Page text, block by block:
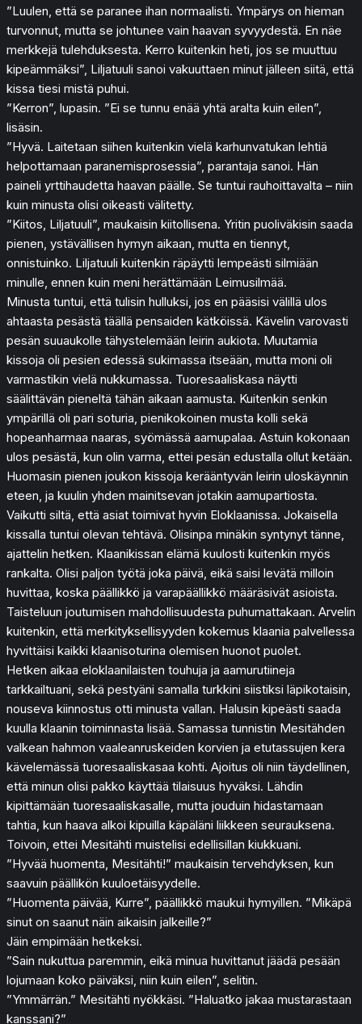
”Luulen, että se paranee ihan normaalisti. Ympärys on hieman
turvonnut, mutta se johtunee vain haavan syvyydestä. En näe
merkkejä tulehduksesta. Kerro kuitenkin heti, jos se muuttuu
kipeämmäksi”, Liljatuuli sanoi vakuuttaen minut jälleen siitä, että
kissa tiesi mistä puhui.
”Kerron”, lupasin. ”Ei se tunnu enää yhtä aralta kuin eilen”,
lisäsin.
”Hyvä. Laitetaan siihen kuitenkin vielä karhunvatukan lehtiä
helpottamaan paranemisprosessia”, parantaja sanoi. Hän
paineli yrttihaudetta haavan päälle. Se tuntui rauhoittavalta – niin
kuin minusta olisi oikeasti välitetty.
”Kiitos, Liljatuuli”, maukaisin kiitollisena. Yritin puoliväkisin saada
pienen, ystävällisen hymyn aikaan, mutta en tiennyt,
onnistuinko. Liljatuuli kuitenkin räpäytti lempeästi silmiään
minulle, ennen kuin meni herättämään Leimusilmää.
Minusta tuntui, että tulisin hulluksi, jos en pääsisi välillä ulos
ahtaasta pesästä täällä pensaiden kätköissä. Kävelin varovasti
pesän suuaukolle tähystelemään leirin aukiota. Muutamia
kissoja oli pesien edessä sukimassa itseään, mutta moni oli
varmastikin vielä nukkumassa. Tuoresaaliskasa näytti
säälittävän pieneltä tähän aikaan aamusta. Kuitenkin senkin
ympärillä oli pari soturia, pienikokoinen musta kolli sekä
hopeanharmaa naaras, syömässä aamupalaa. Astuin kokonaan
ulos pesästä, kun olin varma, ettei pesän edustalla ollut ketään.
Huomasin pienen joukon kissoja kerääntyvän leirin uloskäynnin
eteen, ja kuulin yhden mainitsevan jotakin aamupartiosta.
Vaikutti siltä, että asiat toimivat hyvin Eloklaanissa. Jokaisella
kissalla tuntui olevan tehtävä. Olisinpa minäkin syntynyt tänne,
ajattelin hetken. Klaanikissan elämä kuulosti kuitenkin myös
rankalta. Olisi paljon työtä joka päivä, eikä saisi levätä milloin
huvittaa, koska päällikkö ja varapäällikkö määräsivät asioista.
Taisteluun joutumisen mahdollisuudesta puhumattakaan. Arvelin
kuitenkin, että merkityksellisyyden kokemus klaania palvellessa
hyvittäisi kaikki klaanisoturina olemisen huonot puolet.
Hetken aikaa eloklaanilaisten touhuja ja aamurutiineja
tarkkailtuani, sekä pestyäni samalla turkkini siistiksi läpikotaisin,
nouseva kiinnostus otti minusta vallan. Halusin kipeästi saada
kuulla klaanin toiminnasta lisää. Samassa tunnistin Mesitähden
valkean hahmon vaaleanruskeiden korvien ja etutassujen kera
kävelemässä tuoresaaliskasaa kohti. Ajoitus oli niin täydellinen,
että minun olisi pakko käyttää tilaisuus hyväksi. Lähdin
kipittämään tuoresaaliskasalle, mutta jouduin hidastamaan
tahtia, kun haava alkoi kipuilla käpäläni liikkeen seurauksena.
Toivoin, ettei Mesitähti muistelisi edellisillan kiukkuani.
”Hyvää huomenta, Mesitähti!” maukaisin tervehdyksen, kun
saavuin päällikön kuuloetäisyydelle.
”Huomenta päivää, Kurre”, päällikkö maukui hymyillen. ”Mikäpä
sinut on saanut näin aikaisin jalkeille?”
Jäin empimään hetkeksi.
”Sain nukuttua paremmin, eikä minua huvittanut jäädä pesään
lojumaan koko päiväksi, niin kuin eilen”, selitin.
”Ymmärrän.” Mesitähti nyökkäsi. ”Haluatko jakaa mustarastaan
kanssani?”